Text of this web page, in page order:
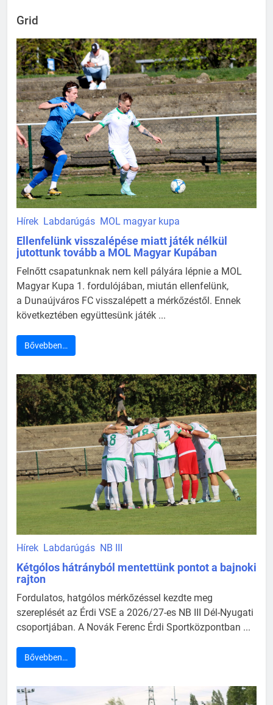
Grid
Hírek Labdarúgás MOL magyar kupa
Ellenfelünk visszalépése miatt játék nélkül
jutottunk tovább a MOL Magyar Kupában
Felnőtt csapatunknak nem kell pályára lépnie a MOL
Magyar Kupa 1. fordulójában, miután ellenfelünk,
a Dunaújváros FC visszalépett a mérkőzéstől. Ennek
következtében együttesünk játék ...
Bővebben…
Hírek Labdarúgás NB III
Kétgólos hátrányból mentettünk pontot a bajnoki
rajton
Fordulatos, hatgólos mérkőzéssel kezdte meg
szereplését az Érdi VSE a 2026/27-es NB III Dél-Nyugati
csoportjában. A Novák Ferenc Érdi Sportközpontban ...
Bővebben…